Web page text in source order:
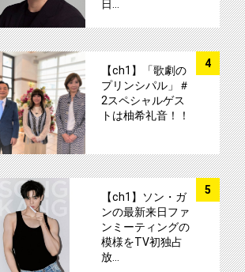
日…
4
【ch1】「歌劇の
プリンシパル」＃
2スペシャルゲス
トは柚希礼音！！
5
【ch1】ソン・ガ
ンの最新来日ファ
ンミーティングの
模様をTV初独占
放…